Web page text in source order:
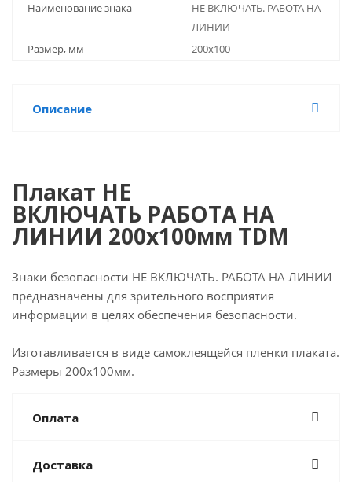
Наименование знака
НЕ ВКЛЮЧАТЬ. РАБОТА НА
ЛИНИИ
Размер, мм
200x100
Описание
Плакат НЕ
ВКЛЮЧАТЬ РАБОТА НА
ЛИНИИ 200х100мм TDM
Знаки безопасности НЕ ВКЛЮЧАТЬ. РАБОТА НА ЛИНИИ
предназначены для зрительного восприятия
информации в целях обеспечения безопасности.
Изготавливается в виде самоклеящейся пленки плаката.
Размеры 200х100мм.
Оплата
Доставка